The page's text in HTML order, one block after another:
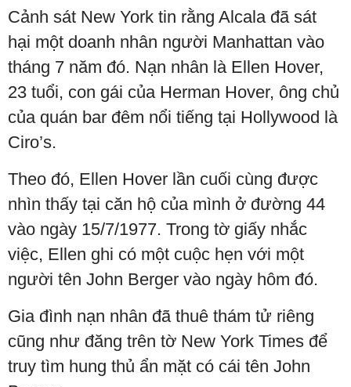
Cảnh sát New York tin rằng Alcala đã sát
hại một doanh nhân người Manhattan vào
tháng 7 năm đó. Nạn nhân là Ellen Hover,
23 tuổi, con gái của Herman Hover, ông chủ
của quán bar đêm nổi tiếng tại Hollywood là
Ciro’s.
Theo đó, Ellen Hover lần cuối cùng được
nhìn thấy tại căn hộ của mình ở đường 44
vào ngày 15/7/1977. Trong tờ giấy nhắc
việc, Ellen ghi có một cuộc hẹn với một
người tên John Berger vào ngày hôm đó.
Gia đình nạn nhân đã thuê thám tử riêng
cũng như đăng trên tờ New York Times để
truy tìm hung thủ ẩn mặt có cái tên John